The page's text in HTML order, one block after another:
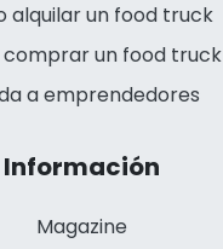
alquilar un food truck
un food truck
a emprendedores
Información
Magazine